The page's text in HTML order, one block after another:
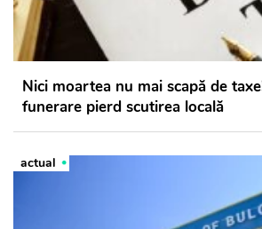
Nici moartea nu mai scapă de
funerare pierd scutirea locală
actual